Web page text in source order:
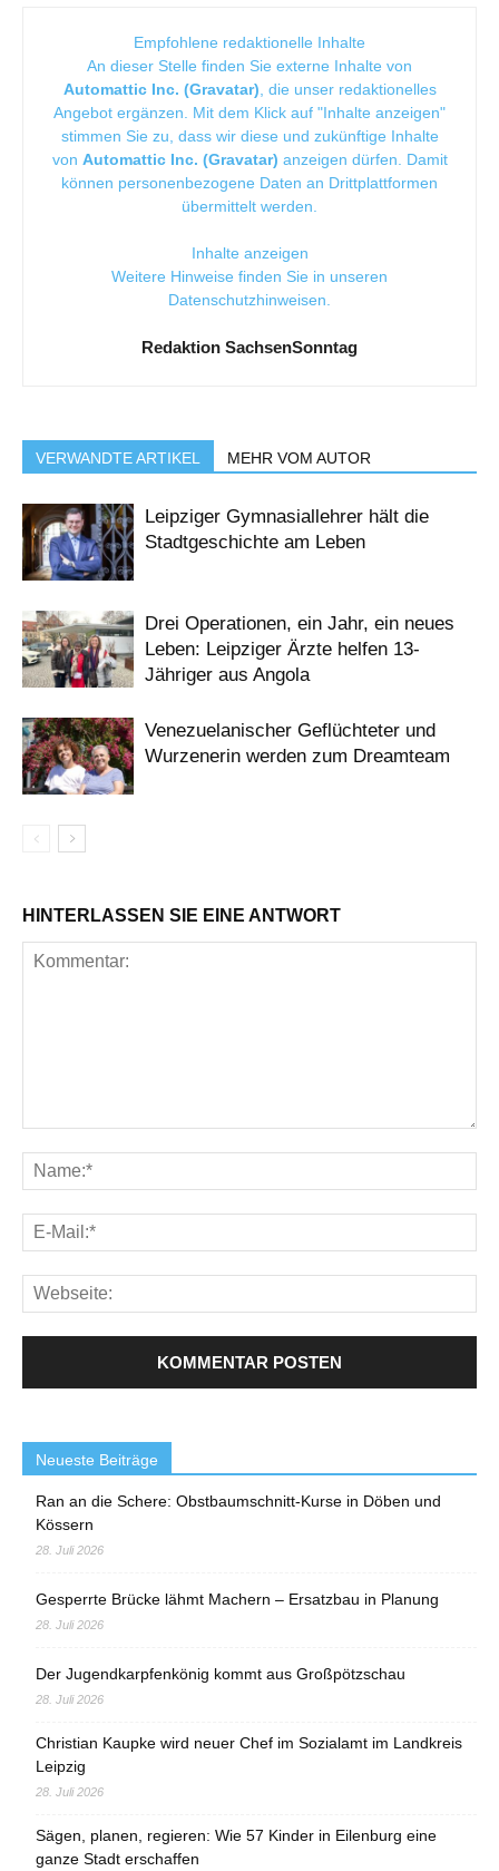
Empfohlene redaktionelle Inhalte
An dieser Stelle finden Sie externe Inhalte von
Automattic Inc. (Gravatar) , die unser redaktionelles
Angebot ergänzen. Mit dem Klick auf "Inhalte anzeigen"
stimmen Sie zu, dass wir diese und zukünftige Inhalte
von Automattic Inc. (Gravatar) anzeigen dürfen. Damit
können personenbezogene Daten an Drittplattformen
übermittelt werden.
Inhalte anzeigen
Weitere Hinweise finden Sie in unseren
Datenschutzhinweisen
Redaktion SachsenSonntag
VERWANDTE ARTIKEL MEHR VOM AUTOR
Leipziger Gymnasiallehrer hält die
Stadtgeschichte am Leben
Drei Operationen, ein Jahr, ein neues
Leben: Leipziger Ärzte helfen 13-
Jähriger aus Angola
Venezuelanischer Geflüchteter und
Wurzenerin werden zum Dreamteam
HINTERLASSEN SIE EINE ANTWORT
Neueste Beiträge
Ran an die Schere: Obstbaumschnitt-Kurse in Döben und
Kössern
28. Juli 2026
Gesperrte Brücke lähmt Machern – Ersatzbau in Planung
28. Juli 2026
Der Jugendkarpfenkönig kommt aus Großpötzschau
28. Juli 2026
Christian Kaupke wird neuer Chef im Sozialamt im Landkreis
Leipzig
28. Juli 2026
Sägen, planen, regieren: Wie 57 Kinder in Eilenburg eine
ganze Stadt erschaffen